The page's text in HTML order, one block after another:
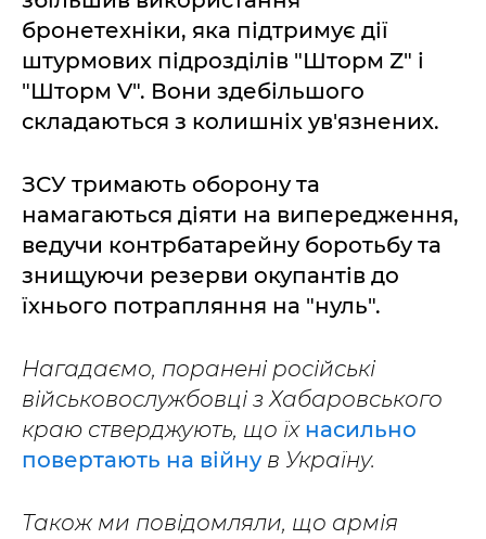
бронетехніки, яка підтримує дії
штурмових підрозділів "Шторм Z" і
"Шторм V". Вони здебільшого
складаються з колишніх ув'язнених.
ЗСУ тримають оборону та
намагаються діяти на випередження,
ведучи контрбатарейну боротьбу та
знищуючи резерви окупантів до
їхнього потрапляння на "нуль".
Нагадаємо, поранені російські
військовослужбовці з Хабаровського
краю стверджують, що їх насильно
повертають на війнув Україну.
Також ми повідомляли, що армія